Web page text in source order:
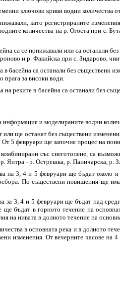
ключови криви водни
като регистрираните
количества на р. Огоста при с.
са се понижавали или са останали
и р. Факийска при с. Зидарово,
басейна са останали без съществени
за високи води.
реките в басейна са останали без
информация и моделираните водни
ще останат без съществени
5 февруари ще започне процес на
със снеготопене, са
Янтра - р. Острешка, р. Паничарска, р.
на 3, 4 и 5 февруари ще бъдат около
По-съществени повишения ще
за 3, 4 и 5 февруари ще бъдат над
ще бъдат в горното течение на
на нивата в долното течение на
в основната река и в долното
изменения. От вечерните часове